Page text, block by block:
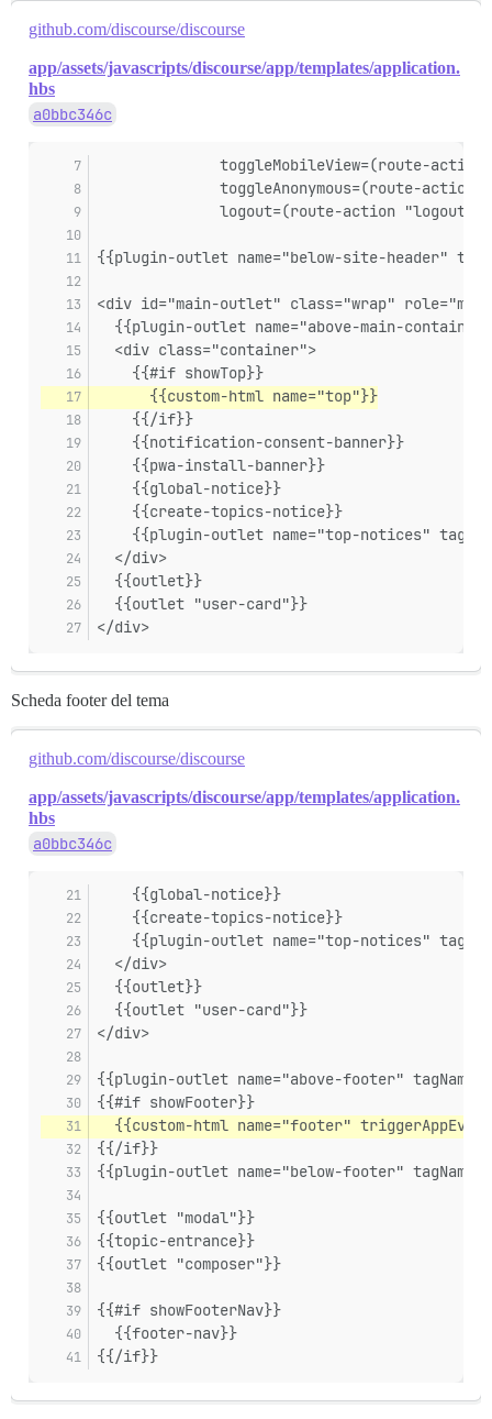
github.com/discourse/discourse
app/assets/javascripts/discourse/app/templates/application.
hbs
a0bbc346c
toggleMobileView=(route-action
toggleAnonymous=(route-action
logout=(route-action
{{plugin-outlet name="below-site-header"
<div id="main-outlet" class="wrap"
{{plugin-outlet name="above-main-
  <div class="container">
    {{#if showTop}}
      {{custom-html name="top"}}
    {{/if}}
    {{notification-consent-banner}}
    {{pwa-install-banner}}
    {{global-notice}}
    {{create-topics-notice}}
{{plugin-outlet name="top-notices"
  </div>
  {{outlet}}
  {{outlet "user-card"}}
</div>
Scheda footer del tema
github.com/discourse/discourse
app/assets/javascripts/discourse/app/templates/application.
hbs
a0bbc346c
    {{global-notice}}
    {{create-topics-notice}}
{{plugin-outlet name="top-notices"
  </div>
  {{outlet}}
  {{outlet "user-card"}}
</div>
{{plugin-outlet name="above-footer"
{{#if showFooter}}
{{custom-html name="footer"
{{/if}}
{{plugin-outlet name="below-footer"
{{outlet "modal"}}
{{topic-entrance}}
{{outlet "composer"}}
{{#if showFooterNav}}
  {{footer-nav}}
{{/if}}